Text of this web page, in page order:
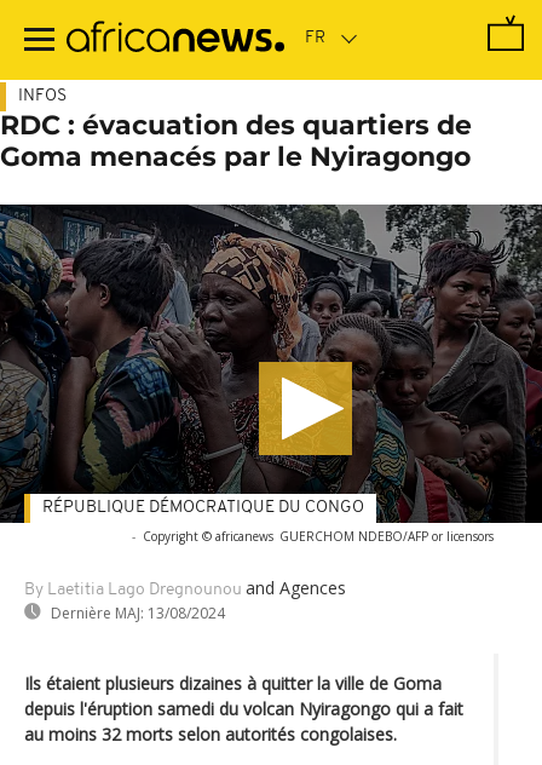
contenu
INFOS
RDC : évacuation des quartiers de
Goma menacés par le Nyiragongo
- Copyright © africanews GUERCHOM NDEBO/AFP or licensors
By Laetitia Lago Dregnounou and Agences
Dernière MAJ: 13/08/2024
RÉPUBLIQUE DÉMOCRATIQUE DU CONGO
Ils étaient plusieurs dizaines à quitter la ville de Goma
depuis l'éruption samedi du volcan Nyiragongo qui a fait
au moins 32 morts selon autorités congolaises.